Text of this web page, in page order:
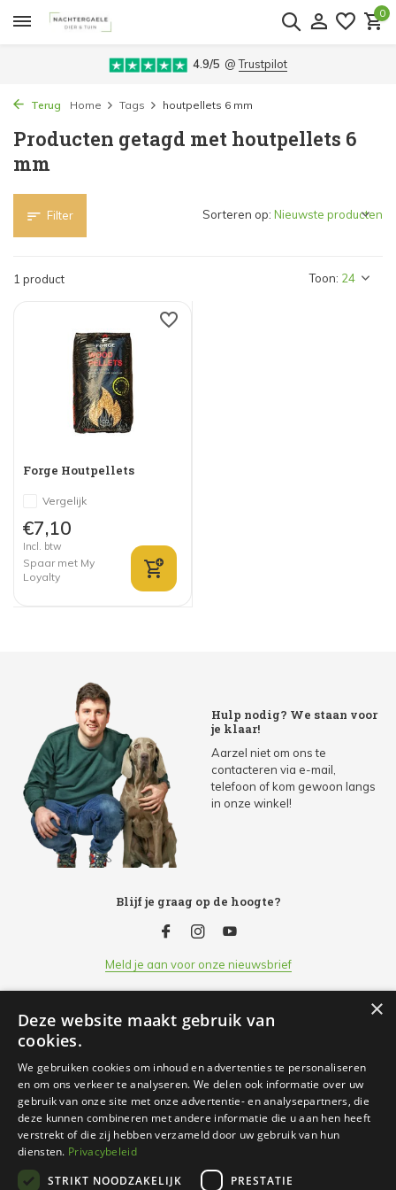
0
4.9/5 @Trustpilot
Terug Home Tags houtpellets 6 mm
Producten getagd met houtpellets 6
mm
Filter
1 product Toon:
Sorteren op:
Forge Houtpellets
Vergelijk
€7,10
Incl. btw
Spaar met My
Loyalty
Hulp nodig? We staan voor
je klaar!
Aarzel niet om ons te
contacteren via e-mail,
telefoon of kom gewoon langs
in onze winkel!
Blijf je graag op de hoogte?
Meld je aan voor onze nieuwsbrief
Klantenservice
Openingsuren
Informatie
Contact
×
Deze website maakt gebruik van
cookies.
We gebruiken cookies om inhoud en advertenties te personaliseren
en om ons verkeer te analyseren. We delen ook informatie over uw
gebruik van onze site met onze advertentie- en analysepartners, die
deze kunnen combineren met andere informatie die u aan hen heeft
verstrekt of die zij hebben verzameld door uw gebruik van hun
diensten. Privacybeleid
STRIKT NOODZAKELIJK
PRESTATIE